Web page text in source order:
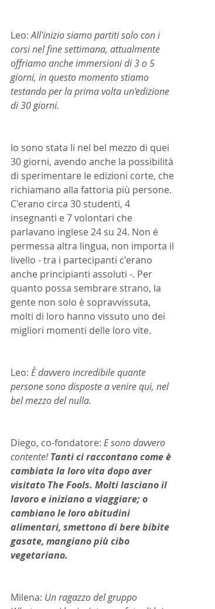
Leo: All'inizio siamo partiti solo con i
corsi nel fine settimana, attualmente
offriamo anche immersioni di 3 o 5
giorni, in questo momento stiamo
testando per la prima volta un'edizione
di 30 giorni.
Io sono stata li nel bel mezzo di quei
30 giorni, avendo anche la possibilità
di sperimentare le edizioni corte, che
richiamano alla fattoria più persone.
C'erano circa 30 studenti, 4
insegnanti e 7 volontari che
parlavano inglese 24 su 24. Non é
permessa altra lingua, non importa il
livello - tra i partecipanti c'erano
anche principianti assoluti -. Per
quanto possa sembrare strano, la
gente non solo è sopravvissuta,
molti di loro hanno vissuto uno dei
migliori momenti delle loro vite.
Leo: È davvero incredibile quante
persone sono disposte a venire qui, nel
bel mezzo del nulla.
Diego, co-fondatore: E sono davvero
contente! Tanti ci raccontano come è
cambiata la loro vita dopo aver
visitato The Fools. Molti lasciano il
lavoro e iniziano a viaggiare; o
cambiano le loro abitudini
alimentari, smettono di bere bibite
gasate, mangiano più cibo
vegetariano.
Milena: Un ragazzo del gruppo